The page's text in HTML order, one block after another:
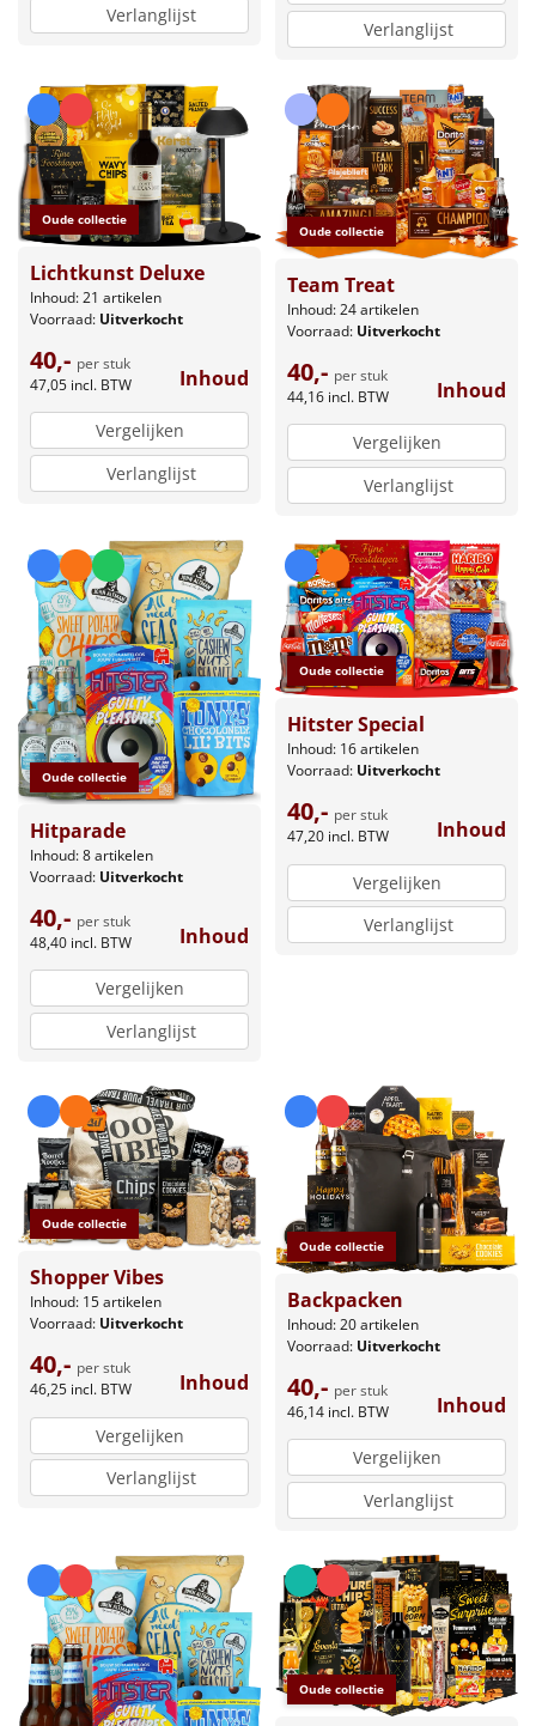
Verlanglijst
Verlanglijst
Oude collectie
Lichtkunst Deluxe
Inhoud: 21 artikelen
Voorraad: Uitverkocht
40,- per stuk
47,05 incl. BTW Inhoud
Vergelijken
Verlanglijst
Oude collectie
Team Treat
Inhoud: 24 artikelen
Voorraad: Uitverkocht
40,- per stuk
44,16 incl. BTW Inhoud
Vergelijken
Verlanglijst
Oude collectie
Hitparade
Inhoud: 8 artikelen
Voorraad: Uitverkocht
40,- per stuk
48,40 incl. BTW Inhoud
Vergelijken
Verlanglijst
Oude collectie
Hitster Special
Inhoud: 16 artikelen
Voorraad: Uitverkocht
40,- per stuk
47,20 incl. BTW Inhoud
Vergelijken
Verlanglijst
Oude collectie
Shopper Vibes
Inhoud: 15 artikelen
Voorraad: Uitverkocht
40,- per stuk
46,25 incl. BTW Inhoud
Vergelijken
Verlanglijst
Oude collectie
Backpacken
Inhoud: 20 artikelen
Voorraad: Uitverkocht
40,- per stuk
46,14 incl. BTW Inhoud
Vergelijken
Verlanglijst
Oude collectie